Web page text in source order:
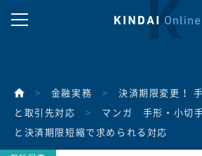
> 金融実務 > 決済期限変更！
と取引先対応 > マンガ 手形・小切
と決済期限短縮で求められる対応